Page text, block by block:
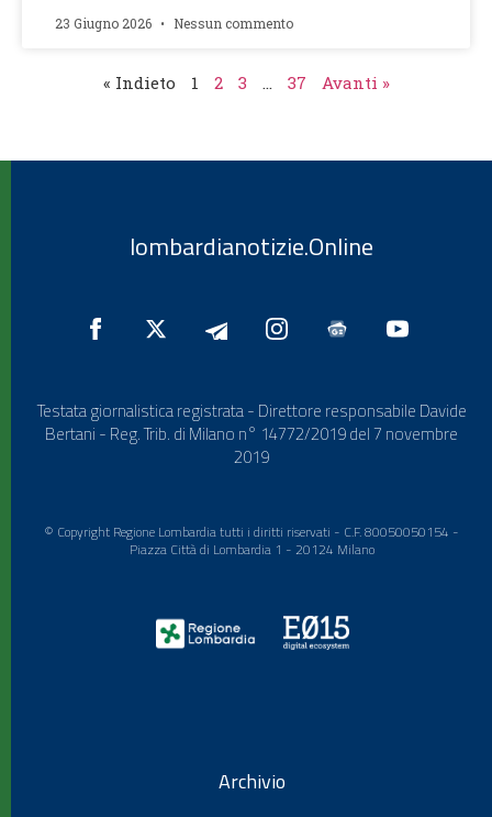
23 Giugno 2026 Nessun commento
« Indieto 1 2 3 … 37 Avanti »
lombardianotizie.Online
Testata giornalistica registrata - Direttore responsabile Davide
Bertani - Reg. Trib. di Milano n° 14772/2019 del 7 novembre
2019
© Copyright Regione Lombardia tutti i diritti riservati - C.F. 80050050154 -
Piazza Città di Lombardia 1 - 20124 Milano
Archivio